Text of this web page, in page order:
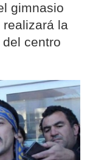
gimnasio
realizará la
centro